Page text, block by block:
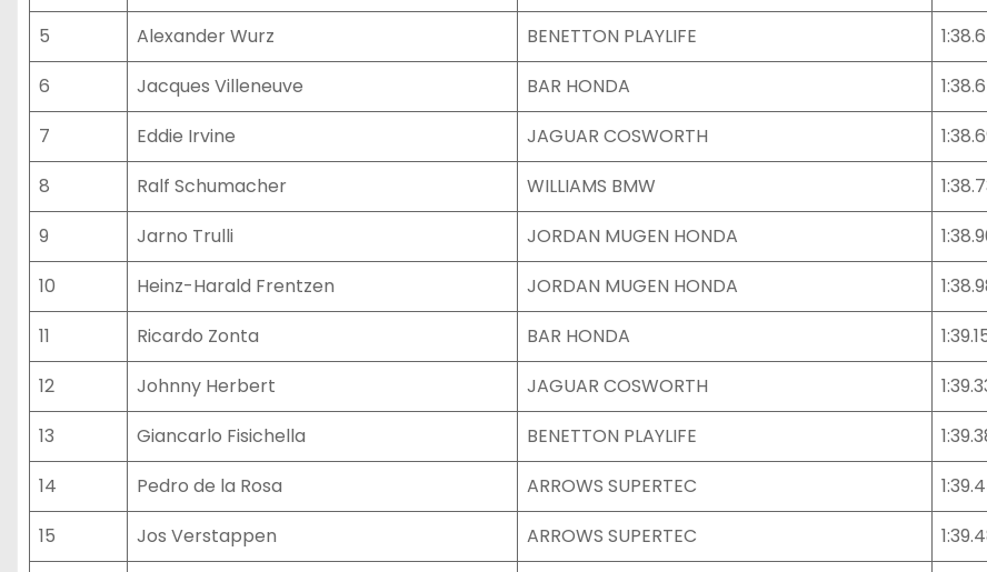
5
Alexander Wurz BENETTON PLAYLIFE
6
Jacques Villeneuve BAR HONDA
7
Eddie Irvine JAGUAR COSWORTH
8
Ralf Schumacher WILLIAMS BMW
9
Jarno Trulli JORDAN MUGEN HONDA
10
Heinz-Harald Frentzen JORDAN MUGEN HONDA
11
Ricardo Zonta BAR HONDA
12
Johnny Herbert JAGUAR COSWORTH
13
Giancarlo Fisichella BENETTON PLAYLIFE
14
Pedro de la Rosa ARROWS SUPERTEC
15
Jos Verstappen ARROWS SUPERTEC